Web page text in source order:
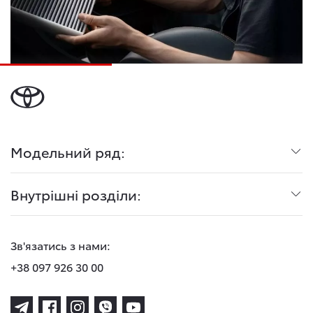
Модельний ряд:
Внутрішні розділи:
Зв'язатись з нами:
+38 097 926 30 00